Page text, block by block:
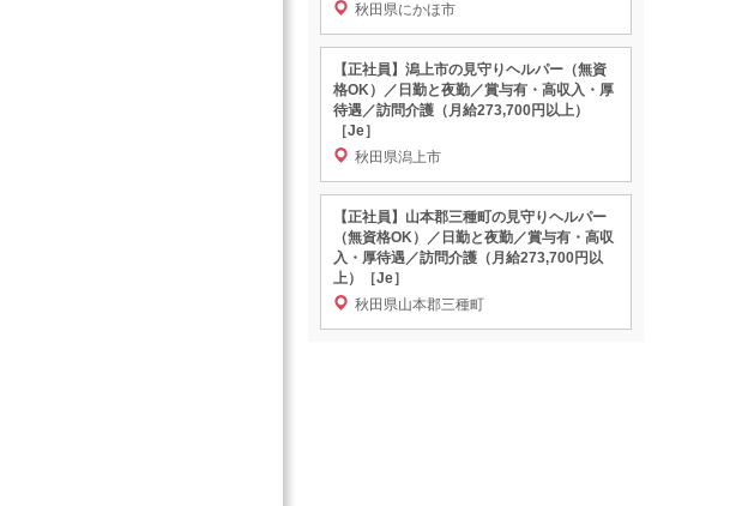
秋田県にかほ市
【正社員】潟上市の見守りヘルパー（無資
格OK）／日勤と夜勤／賞与有・高収入・厚
待遇／訪問介護（月給273,700円以上）
［Je］
秋田県潟上市
【正社員】山本郡三種町の見守りヘルパー
（無資格OK）／日勤と夜勤／賞与有・高収
入・厚待遇／訪問介護（月給273,700円以
上）［Je］
秋田県山本郡三種町